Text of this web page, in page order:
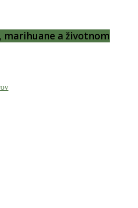
marihuane a životnom